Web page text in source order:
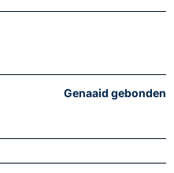
Genaaid gebonden